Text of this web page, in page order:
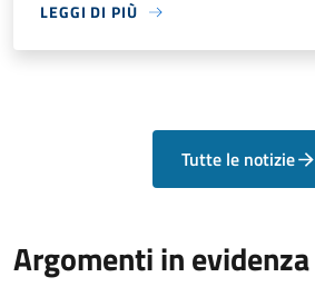
LEGGI DI PIÙ
Tutte le notizie
Argomenti in evidenza